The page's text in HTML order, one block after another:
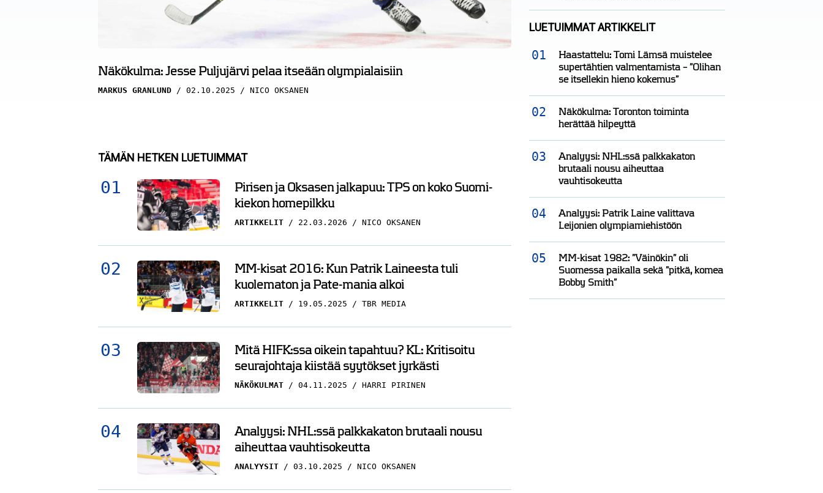
Näkökulma: Jesse Puljujärvi pelaa itseään olympialaisiin
MARKUS GRANLUND 02.10.2025 NICO OKSANEN
TÄMÄN HETKEN LUETUIMMAT
Pirisen ja Oksasen jalkapuu: TPS on koko Suomi-
kiekon homepilkku
ARTIKKELIT 22.03.2026 NICO OKSANEN
MM-kisat 2016: Kun Patrik Laineesta tuli
kuolematon ja Pate-mania alkoi
ARTIKKELIT 19.05.2025 TBR MEDIA
Mitä HIFK:ssa oikein tapahtuu? KL: Kritisoitu
seurajohtaja kiistää syytökset jyrkästi
NÄKÖKULMAT 04.11.2025 HARRI PIRINEN
Analyysi: NHL:ssä palkkakaton brutaali nousu
aiheuttaa vauhtisokeutta
ANALYYSIT 03.10.2025 NICO OKSANEN
LUETUIMMAT ARTIKKELIT
Haastattelu: Tomi Lämsä muistelee
supertähtien valmentamista – ”Olihan
se itsellekin hieno kokemus”
Näkökulma: Toronton toiminta
herättää hilpeyttä
Analyysi: NHL:ssä palkkakaton
brutaali nousu aiheuttaa
vauhtisokeutta
Analyysi: Patrik Laine valittava
Leijonien olympiamiehistöön
MM-kisat 1982: ”Väinökin” oli
Suomessa paikalla sekä ”pitkä, komea
Bobby Smith”